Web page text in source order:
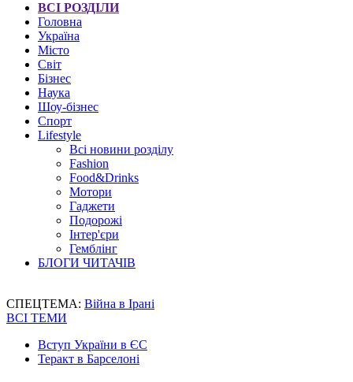
ВСІ РОЗДІЛИ
Головна
Україна
Місто
Світ
Бізнес
Наука
Шоу-бізнес
Спорт
Lifestyle
Всі новини розділу
Fashion
Food&Drinks
Мотори
Гаджети
Подорожі
Інтер'єри
Гемблінг
БЛОГИ ЧИТАЧІВ
СПЕЦТЕМА: Війна в Ірані
ВСІ ТЕМИ
Вступ України в ЄС
Теракт в Барселоні